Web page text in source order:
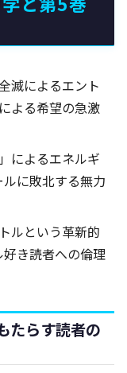
滅によるエント
よる希望の急激
によるエネルギ
に敗北する無力
ルという革新的
き読者への倫理
たらす読者の